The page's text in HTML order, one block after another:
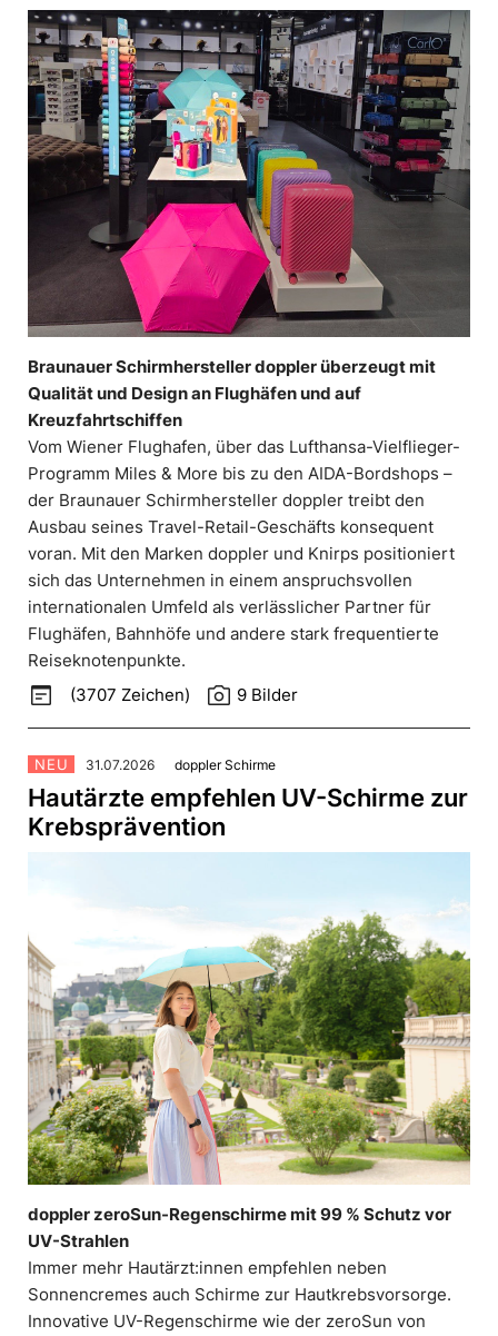
King Colis
Lenzing
movea
VEOCEL
Sonstige
Pressekontakt
Braunauer Schirmhersteller doppler überzeugt mit
Qualität und Design an Flughäfen und auf
Kreuzfahrtschiffen
Vom Wiener Flughafen, über das Lufthansa-Vielflieger-
Programm Miles & More bis zu den AIDA-Bordshops –
der Braunauer Schirmhersteller doppler treibt den
Ausbau seines Travel-Retail-Geschäfts konsequent
voran. Mit den Marken doppler und Knirps positioniert
sich das Unternehmen in einem anspruchsvollen
internationalen Umfeld als verlässlicher Partner für
Flughäfen, Bahnhöfe und andere stark frequentierte
Reiseknotenpunkte.
wysiwyg (3707 Zeichen) photo_camera 9 Bilder
NEU 31.07.2026 doppler Schirme
Hautärzte empfehlen UV-Schirme zur
Krebsprävention
doppler zeroSun-Regenschirme mit 99 % Schutz vor
UV-Strahlen
Immer mehr Hautärzt:innen empfehlen neben
Sonnencremes auch Schirme zur Hautkrebsvorsorge.
Innovative UV-Regenschirme wie der zeroSun von